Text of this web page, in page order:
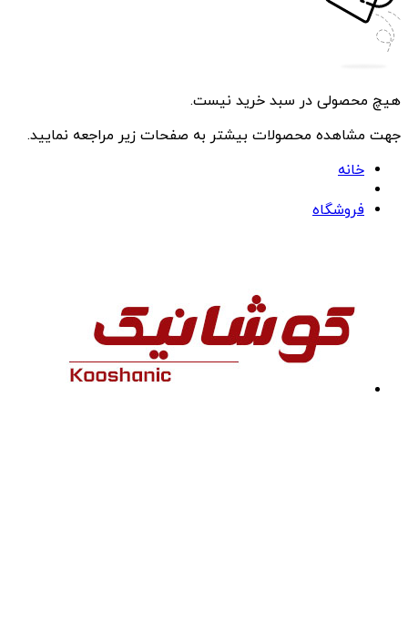
هیچ محصولی در سبد خرید نیست.
جهت مشاهده محصولات بیشتر به صفحات زیر مراجعه نمایید.
خانه
فروشگاه